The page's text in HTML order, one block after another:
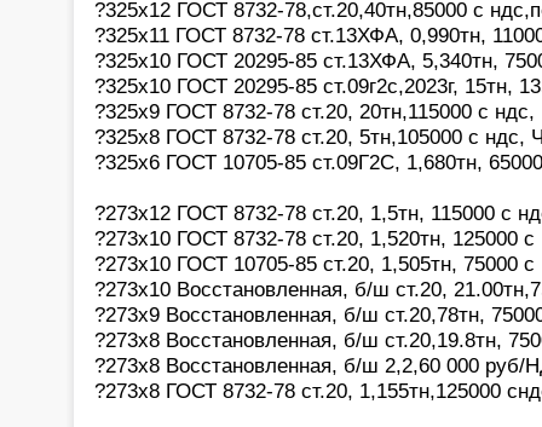
?325х12 ГОСТ 8732-78,ст.20,40тн,85000 с
?325х11 ГОСТ 8732-78 ст.13ХФА, 0,990тн,
?325х10 ГОСТ 20295-85 ст.13ХФА, 5,340тн,
?325х10 ГОСТ 20295-85 ст.09г2с,2023г, 15тн,
?325х9 ГОСТ 8732-78 ст.20, 20тн,115000 с ндс,
?325х8 ГОСТ 8732-78 ст.20, 5тн,105000 с ндс,
?325х6 ГОСТ 10705-85 ст.09Г2С, 1,680тн,
?273х12 ГОСТ 8732-78 ст.20, 1,5тн, 115000 с
?273х10 ГОСТ 8732-78 ст.20, 1,520тн, 125000
?273х10 ГОСТ 10705-85 ст.20, 1,505тн, 75000
?273х10 Восстановленная, б/ш ст.20,
?273х9 Восстановленная, б/ш ст.20,78тн,
?273х8 Восстановленная, б/ш ст.20,19.8тн,
?273х8 Восстановленная, б/ш 2,2,60 000 руб/
?273х8 ГОСТ 8732-78 ст.20, 1,155тн,125000